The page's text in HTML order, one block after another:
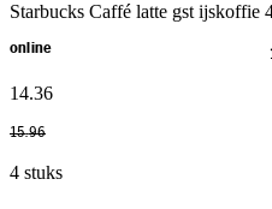
Starbucks Caffé latte gst ijskoffie
online
14.36
15.96
4 stuks